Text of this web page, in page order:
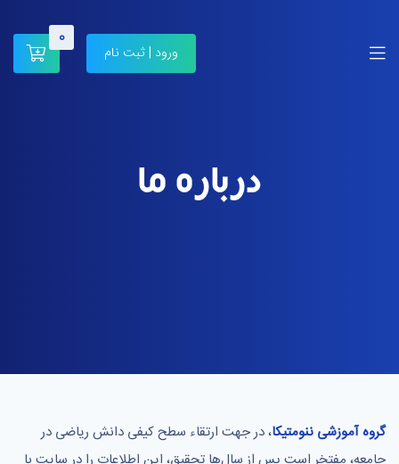
ورود | ثبت نام
0
درباره ما
گروه آموزشی ننومتیکا، در جهت ارتقاء سطح کیفی دانش ریاضی در